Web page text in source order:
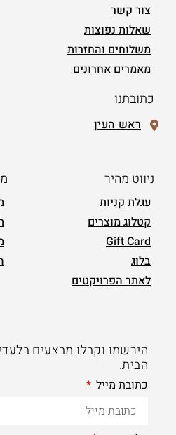
צור קשר
שאלות נפוצות
משלוחים והחזרות
מאמרים אחרונים
כתובתנו
ראש העין
ניווט מהיר
עגלת קניות
קטלוג מוצרים
Gift Card
בלוג
לאתר הפרויקטים
הירשמו וקבלו מבצעים
הבית.
כתובת מייל